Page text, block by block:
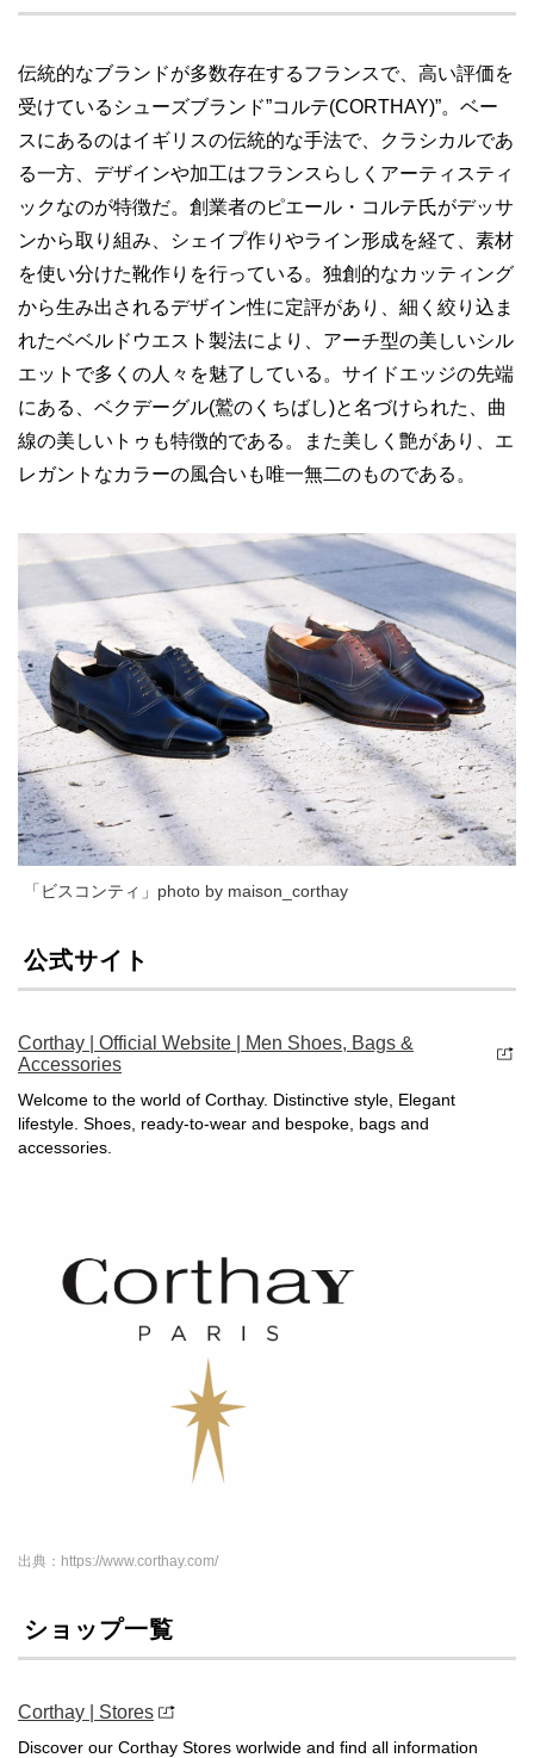
伝統的なブランドが多数存在するフランスで、高い評価を
受けているシューズブランド”コルテ(CORTHAY)”。ベー
スにあるのはイギリスの伝統的な手法で、クラシカルであ
る一方、デザインや加工はフランスらしくアーティスティ
ックなのが特徴だ。創業者のピエール・コルテ氏がデッサ
ンから取り組み、シェイプ作りやライン形成を経て、素材
を使い分けた靴作りを行っている。独創的なカッティング
から生み出されるデザイン性に定評があり、細く絞り込ま
れたベベルドウエスト製法により、アーチ型の美しいシル
エットで多くの人々を魅了している。サイドエッジの先端
にある、ベクデーグル(鷲のくちばし)と名づけられた、曲
線の美しいトゥも特徴的である。また美しく艶があり、エ
レガントなカラーの風合いも唯一無二のものである。
「ビスコンティ」photo by maison_corthay
公式サイト
Corthay | Official Website | Men Shoes, Bags &
Accessories
Welcome to the world of Corthay. Distinctive style, Elegant
lifestyle. Shoes, ready-to-wear and bespoke, bags and
accessories.
出典：https://www.corthay.com/
ショップ一覧
Corthay | Stores
Discover our Corthay Stores worlwide and find all information